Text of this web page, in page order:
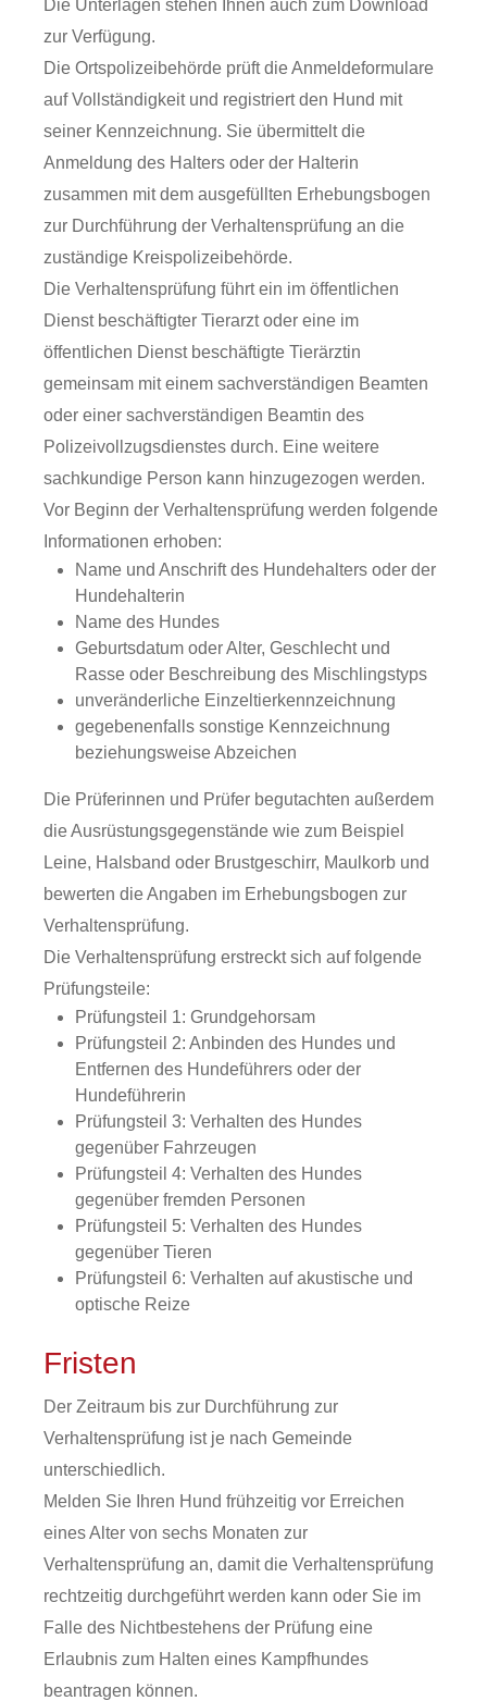
Die Unterlagen stehen Ihnen auch zum Download
zur Verfügung.
Die Ortspolizeibehörde prüft die Anmeldeformulare
auf Vollständigkeit und registriert den Hund mit
seiner Kennzeichnung. Sie übermittelt die
Anmeldung des Halters oder der Halterin
zusammen mit dem ausgefüllten Erhebungsbogen
zur Durchführung der Verhaltensprüfung an die
zuständige Kreispolizeibehörde.
Die Verhaltensprüfung führt ein im öffentlichen
Dienst beschäftigter Tierarzt oder eine im
öffentlichen Dienst beschäftigte Tierärztin
gemeinsam mit einem sachverständigen Beamten
oder einer sachverständigen Beamtin des
Polizeivollzugsdienstes durch. Eine weitere
sachkundige Person kann hinzugezogen werden.
Vor Beginn der Verhaltensprüfung werden folgende
Informationen erhoben:
Name und Anschrift des Hundehalters oder der
Hundehalterin
Name des Hundes
Geburtsdatum oder Alter, Geschlecht und
Rasse oder Beschreibung des Mischlingstyps
unveränderliche Einzeltierkennzeichnung
gegebenenfalls sonstige Kennzeichnung
beziehungsweise Abzeichen
Die Prüferinnen und Prüfer begutachten außerdem
die Ausrüstungsgegenstände wie zum Beispiel
Leine, Halsband oder Brustgeschirr, Maulkorb und
bewerten die Angaben im Erhebungsbogen zur
Verhaltensprüfung.
Die Verhaltensprüfung erstreckt sich auf folgende
Prüfungsteile:
Prüfungsteil 1: Grundgehorsam
Prüfungsteil 2: Anbinden des Hundes und
Entfernen des Hundeführers oder der
Hundeführerin
Prüfungsteil 3: Verhalten des Hundes
gegenüber Fahrzeugen
Prüfungsteil 4: Verhalten des Hundes
gegenüber fremden Personen
Prüfungsteil 5: Verhalten desHundes
gegenüber Tieren
Prüfungsteil 6: Verhalten auf akustische und
optische Reize
Fristen
Der Zeitraum bis zur Durchführung zur
Verhaltensprüfung ist je nach Gemeinde
unterschiedlich.
Melden Sie Ihren Hund frühzeitig vor Erreichen
eines Alter von sechs Monaten zur
Verhaltensprüfung an, damit die Verhaltensprüfung
rechtzeitig durchgeführt werden kann oder Sie im
Falle des Nichtbestehens der Prüfung eine
Erlaubnis zum Halten eines Kampfhundes
beantragen können.